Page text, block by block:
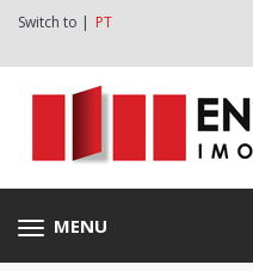
Switch to | PT
Toggle
navigation
MENU